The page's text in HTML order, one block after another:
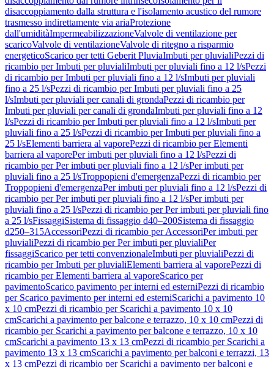
disaccoppiamento dalla struttura e l'isolamento acustico del rumore
trasmesso indirettamente via ariaProtezione
dall'umiditàImpermeabilizzazioneValvole di ventilazione per
scaricoValvole di ventilazioneValvole di ritegno a risparmio
energeticoScarico per tetti Geberit PluviaImbuti per pluvialiPezzi di
ricambio per Imbuti per pluvialiImbuti per pluviali fino a 12 l/sPezzi
di ricambio per Imbuti per pluviali fino a 12 l/sImbuti per pluviali
fino a 25 l/sPezzi di ricambio per Imbuti per pluviali fino a 25
l/sImbuti per pluviali per canali di grondaPezzi di ricambio per
Imbuti per pluviali per canali di grondaImbuti per pluviali fino a 12
l/sPezzi di ricambio per Imbuti per pluviali fino a 12 l/sImbuti per
pluviali fino a 25 l/sPezzi di ricambio per Imbuti per pluviali fino a
25 l/sElementi barriera al vaporePezzi di ricambio per Elementi
barriera al vaporePer imbuti per pluviali fino a 12 l/sPezzi di
ricambio per Per imbuti per pluviali fino a 12 l/sPer imbuti per
pluviali fino a 25 l/sTroppopieni d'emergenzaPezzi di ricambio per
Troppopieni d'emergenzaPer imbuti per pluviali fino a 12 l/sPezzi di
ricambio per Per imbuti per pluviali fino a 12 l/sPer imbuti per
pluviali fino a 25 l/sPezzi di ricambio per Per imbuti per pluviali fino
a 25 l/sFissaggiSistema di fissaggio d40–200Sistema di fissaggio
d250–315AccessoriPezzi di ricambio per AccessoriPer imbuti per
pluvialiPezzi di ricambio per Per imbuti per pluvialiPer
fissaggiScarico per tetti convenzionaleImbuti per pluvialiPezzi di
ricambio per Imbuti per pluvialiElementi barriera al vaporePezzi di
ricambio per Elementi barriera al vaporeScarico per
pavimentoScarico pavimento per interni ed esterniPezzi di ricambio
per Scarico pavimento per interni ed esterniScarichi a pavimento 10
x 10 cmPezzi di ricambio per Scarichi a pavimento 10 x 10
cmScarichi a pavimento per balcone e terrazzo, 10 x 10 cmPezzi di
ricambio per Scarichi a pavimento per balcone e terrazzo, 10 x 10
cmScarichi a pavimento 13 x 13 cmPezzi di ricambio per Scarichi a
pavimento 13 x 13 cmScarichi a pavimento per balconi e terrazzi, 13
x 13 cmPezzi di ricambio per Scarichi a pavimento per balconi e